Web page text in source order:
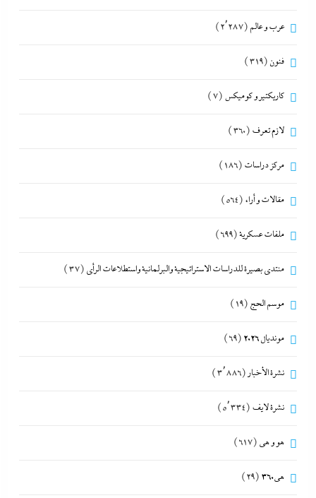
عرب و عالم (2٬287)
فنون (319)
كاريكتير و كوميكس (7)
لازم تعرف (360)
مركز دراسات (186)
مقالات و أراء (564)
ملفات عسكرية(699)
منتدى بصيرة للدراسات الاستراتيجية والبرلمانية واستطلاعات الرأى (37)
موسم الحج (19)
مونديال 2026 (69)
نشرة الأخبار (3٬886)
نشرة لايف (5٬334)
هو و هي (617)
هى360 (29)